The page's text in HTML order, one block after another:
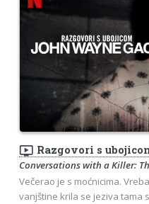
ondemand_video Razgovori s
Conversations with a Killer:
Večerao je s moćnicima.
vanjštine krila se jeziva tama